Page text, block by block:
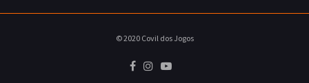
© 2020 Covil dos Jogos